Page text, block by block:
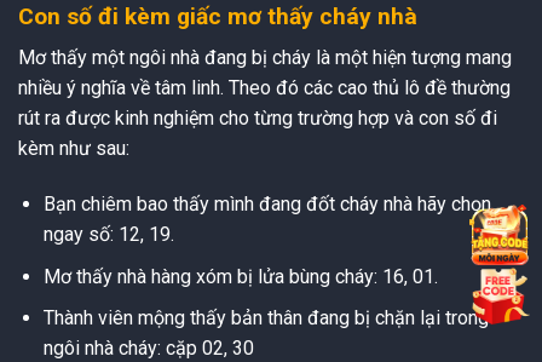
Con số đi kèm giấc mơ thấy cháy nhà
Mơ thấy một ngôi nhà đang bị cháy là một hiện tượng mang
nhiều ý nghĩa về tâm linh. Theo đó các cao thủ lô đề thường
rút ra được kinh nghiệm cho từng trường hợp và con số đi
kèm như sau:
Bạn chiêm bao thấy mình đang đốt cháy nhà hãy chọn
ngay số: 12, 19.
Mơ thấy nhà hàng xóm bị lửa bùng cháy: 16, 01.
Thành viên mộng thấy bản thân đang bị chặn lại trong
ngôi nhà cháy: cặp 02, 30